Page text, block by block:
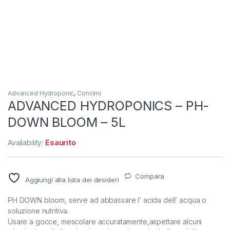
Advanced Hydroponic, Concimi
ADVANCED HYDROPONICS – PH-
DOWN BLOOM – 5L
Availability: Esaurito
Aggiungi alla lista dei desideri Compara
PH DOWN bloom, serve ad abbassare l’ acida dell’ acqua o
soluzione nutritiva.
Usare a gocce, mescolare accuratamente,aspettare alcuni